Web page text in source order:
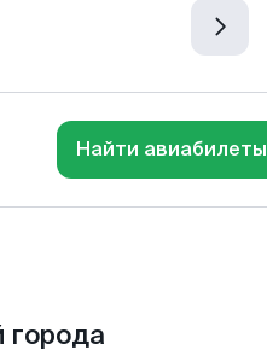
Найти авиабилеты